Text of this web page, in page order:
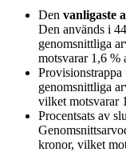
Den vanligaste
Den används i 44
genomsnittliga
motsvarar 1,6 %
Provisionstrappa
genomsnittliga
vilket motsvarar
Procentsats av
kronor, vilket